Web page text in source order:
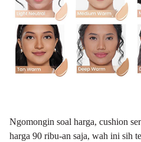
Ngomongin soal harga, cushion
harga 90 ribu-an saja, wah ini sih